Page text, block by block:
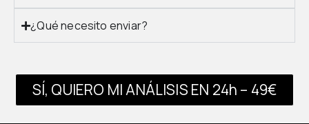
¿Qué necesito enviar?
SÍ, QUIERO MI ANÁLISIS EN 24h – 49€